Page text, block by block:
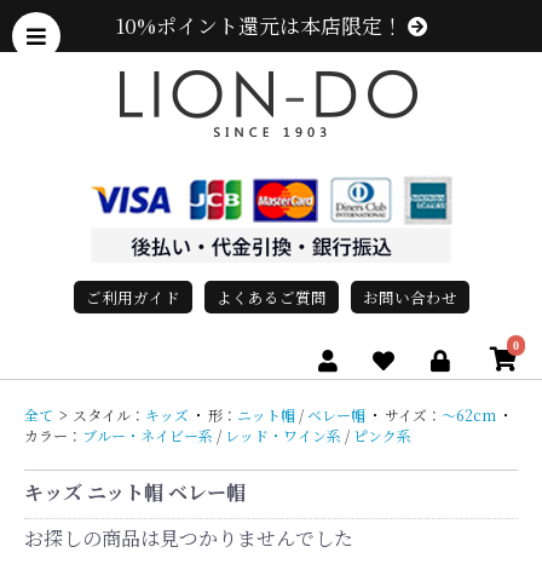
10%ポイント還元は本店限定！
ご利用ガイド よくあるご質問 お問い合わせ
0
全て > スタイル： キッズ ・ 形： ニット帽 /ベレー帽 ・ サイズ： 〜62cm ・
カラー： ブルー・ネイビー系 / レッド・ワイン系 / ピンク系
キッズ ニット帽 ベレー帽
お探しの商品は見つかりませんでした